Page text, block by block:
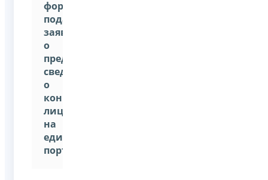
форма
подачи
заявления
о
предоставлении
сведений
о
конкретной
лицензии
на
едином
портале